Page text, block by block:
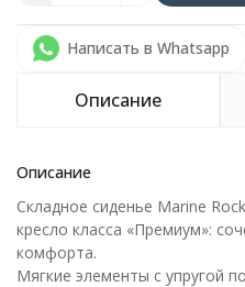
Написать в Whatsapp
Описание
Описание
Складное сиденье Marine
кресло класса «Премиум»:
комфорта.
Мягкие элементы с упругой